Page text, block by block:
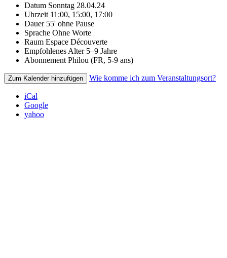
Datum Sonntag 28.04.24
Uhrzeit 11:00, 15:00, 17:00
Dauer 55' ohne Pause
Sprache Ohne Worte
Raum Espace Découverte
Empfohlenes Alter 5–9 Jahre
Abonnement Philou (FR, 5-9 ans)
Zum Kalender hinzufügen Wie komme ich zum Veranstaltungsort?
iCal
Google
yahoo